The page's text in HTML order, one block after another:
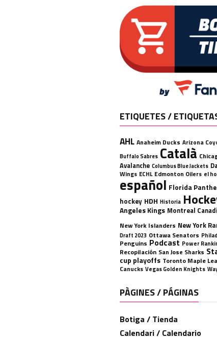
ETIQUETES /
AHL Anaheim Ducks Arizona
Buffalo Sabres Català
Avalanche Columbus Blue Jackets
Wings ECHL Edmonton Oilers el
español Florida
hockey HDH Historia
Angeles Kings Montreal
New York Islanders New York
Draft 2023 Ottawa Senators
Penguins Podcast Power
Recopilación San Jose Sharks
cup playoffs Toronto Maple
Canucks Vegas Golden Knights
PÀGINES / PÁGINAS
Botiga / Tienda
Calendari / Calendario